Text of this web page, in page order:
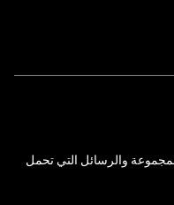
والرسائل التي تحمل